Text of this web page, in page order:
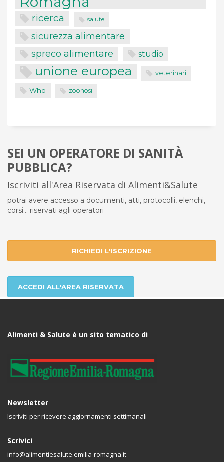
ricerca salute
sicurezza alimentare
spreco alimentare studio
unione europea veterinari
Who zoonosi
SEI UN OPERATORE DI SANITÀ
PUBBLICA?
Iscriviti all'Area Riservata di Alimenti&Salute
potrai avere accesso a documenti, atti, protocolli, elenchi,
corsi... riservati agli operatori
RICHIEDI L'ISCRIZIONE
ACCEDI ALL'AREA RISERVATA
Alimenti & Salute è un sito tematico di
Newsletter
Iscriviti per ricevere aggiornamenti settimanali
Scrivici
info@alimentiesalute.emilia-romagna.it